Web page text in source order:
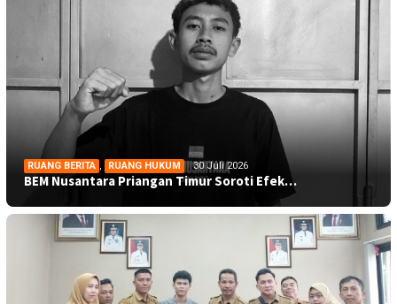
RUANG BERITA , RUANG HUKUM 30 Juli 2026
BEM Nusantara Priangan Timur Soroti Efek…